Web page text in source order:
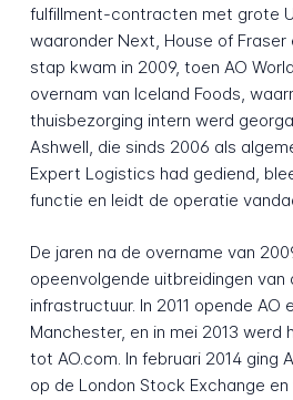
fulfillment-contracten met grote
waaronder Next, House of Fraser
stap kwam in 2009, toen AO
overnam van Iceland Foods,
thuisbezorging intern werd
Ashwell, die sinds 2006 als
Expert Logistics had gediend,
functie en leidt de operatie
De jaren na de overname van
opeenvolgende uitbreidingen van
infrastructuur. In 2011 opende AO
Manchester, en in mei 2013
tot AO.com. In februari 2014 ging
op de London Stock Exchange en